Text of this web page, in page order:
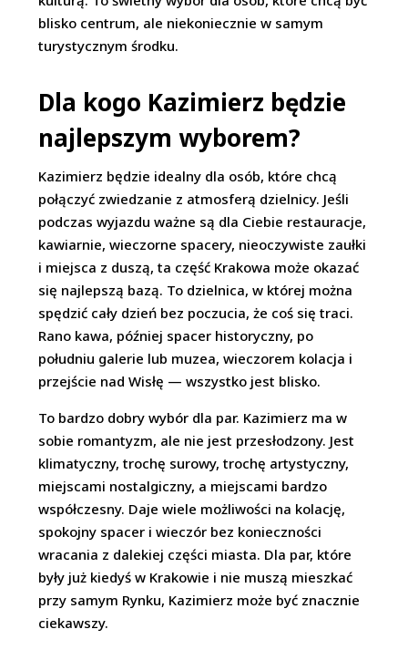
blisko centrum, ale niekoniecznie w samym
turystycznym środku.
Dla kogo Kazimierz będzie
najlepszym wyborem?
Kazimierz będzie idealny dla osób, które chcą
połączyć zwiedzanie z atmosferą dzielnicy. Jeśli
podczas wyjazdu ważne są dla Ciebie restauracje,
kawiarnie, wieczorne spacery, nieoczywiste zaułki
i miejsca z duszą, ta część Krakowa może okazać
się najlepszą bazą. To dzielnica, w której można
spędzić cały dzień bez poczucia, że coś się traci.
Rano kawa, później spacer historyczny, po
południu galerie lub muzea, wieczorem kolacja i
przejście nad Wisłę — wszystko jest blisko.
To bardzo dobry wybór dla par. Kazimierz ma w
sobie romantyzm, ale nie jest przesłodzony. Jest
klimatyczny, trochę surowy, trochę artystyczny,
miejscami nostalgiczny, a miejscami bardzo
współczesny. Daje wiele możliwości na kolację,
spokojny spacer i wieczór bez konieczności
wracania z dalekiej części miasta. Dla par, które
były już kiedyś w Krakowie i nie muszą mieszkać
przy samym Rynku, Kazimierz może być znacznie
ciekawszy.